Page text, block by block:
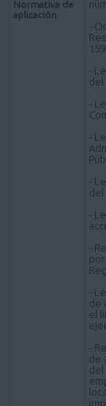
Normativa de
aplicación
-
-
del
-
-
-
del
-
-
-
de
el
-
de
del